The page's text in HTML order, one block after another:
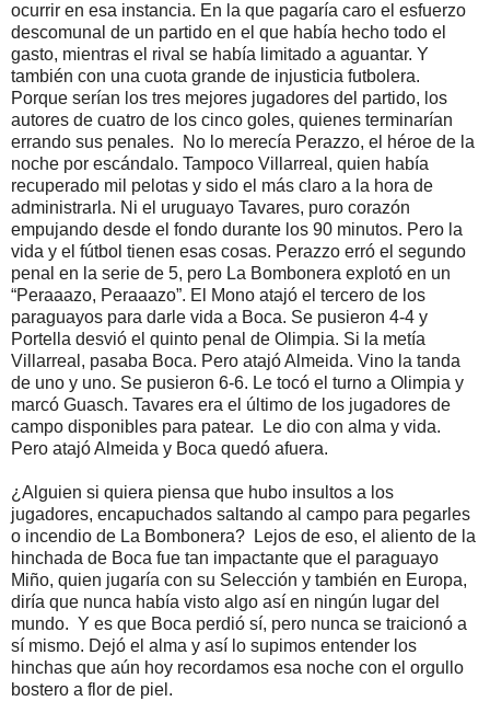
ocurrir en esa instancia. En la que pagaría caro el esfuerzo
descomunal de un partido en el que había hecho todo el
gasto, mientras el rival se había limitado a aguantar. Y
también con una cuota grande de injusticia futbolera.
Porque serían los tres mejores jugadores del partido, los
autores de cuatro de los cinco goles, quienes terminarían
errando sus penales. No lo merecía Perazzo, el héroe de la
noche por escándalo. Tampoco Villarreal, quien había
recuperado mil pelotas y sido el más claro a la hora de
administrarla. Ni el uruguayo Tavares, puro corazón
empujando desde el fondo durante los 90 minutos. Pero la
vida y el fútbol tienen esas cosas. Perazzo erró el segundo
penal en la serie de 5, pero La Bombonera explotó en un
“Peraaazo, Peraaazo”. El Mono atajó el tercero de los
paraguayos para darle vida a Boca. Se pusieron 4-4 y
Portella desvió el quinto penal de Olimpia. Si la metía
Villarreal, pasaba Boca. Pero atajó Almeida. Vino la tanda
de uno y uno. Se pusieron 6-6. Le tocó el turno a Olimpia y
marcó Guasch. Tavares era el último de los jugadores de
campo disponibles para patear. Le dio con alma y vida.
Pero atajó Almeida y Boca quedó afuera.
¿Alguien si quiera piensa que hubo insultos a los
jugadores, encapuchados saltando al campo para pegarles
o incendio de La Bombonera? Lejos de eso, el aliento de la
hinchada de Boca fue tan impactante que el paraguayo
Miño, quien jugaría con su Selección y también en Europa,
diría que nunca había visto algo así en ningún lugar del
mundo. Y es que Boca perdió sí, pero nunca se traicionó a
sí mismo. Dejó el alma y así lo supimos entender los
hinchas que aún hoy recordamos esa noche con el orgullo
bostero a flor de piel.